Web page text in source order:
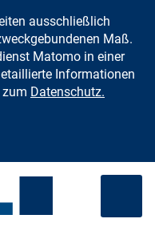
Inhalt springen
ausschließlich
Maß.
Matomo in einer
Informationen
Datenschutz.